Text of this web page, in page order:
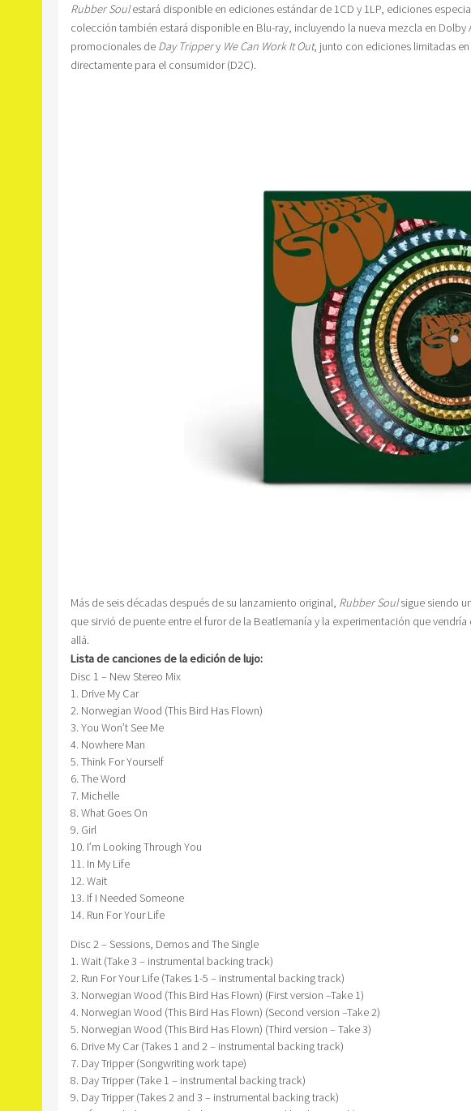
Rubber Soulestará disponible en ediciones estándar de 1CD y 1LP, ediciones
colección también estará disponible en Blu-ray, incluyendo la nueva mezcla en
promocionales de Day Trippery We Can Work It Out, junto con ediciones limitadas
directamente para el consumidor (D2C).
Más de seis décadas después de su lanzamiento original, Rubber Soulsigue siendo
que sirvió de puente entre el furor de la Beatlemanía y la experimentación que vendría
allá.
Lista de canciones de la edición de lujo:
Disc 1 – New Stereo Mix
1. Drive My Car
2. Norwegian Wood (This Bird Has Flown)
3. You Won’t See Me
4. Nowhere Man
5. Think For Yourself
6. The Word
7. Michelle
8. What Goes On
9. Girl
10. I’m Looking Through You
11. In My Life
12. Wait
13. If I Needed Someone
14. Run For Your Life
Disc 2 – Sessions, Demos and The Single
1. Wait (Take 3 – instrumental backing track)
2. Run For Your Life (Takes 1-5 – instrumental backing track)
3. Norwegian Wood (This Bird Has Flown) (First version –Take 1)
4. Norwegian Wood (This Bird Has Flown) (Second version –Take 2)
5. Norwegian Wood (This Bird Has Flown) (Third version – Take 3)
6. Drive My Car (Takes 1 and 2 – instrumental backing track)
7. Day Tripper (Songwriting work tape)
8. Day Tripper (Take 1 – instrumental backing track)
9. Day Tripper (Takes 2 and 3 – instrumental backing track)